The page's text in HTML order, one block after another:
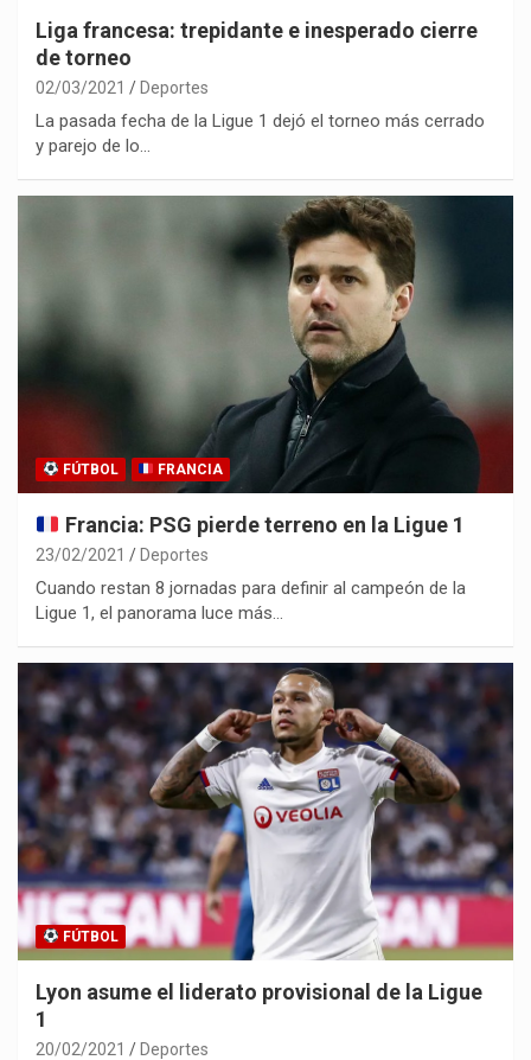
Liga francesa: trepidante e inesperado cierre
de torneo
02/03/2021 Deportes
La pasada fecha de la Ligue 1 dejó el torneo más cerrado
y parejo de lo…
FÚTBOL FRANCIA
Francia: PSG pierde terreno en la Ligue 1
23/02/2021 Deportes
Cuando restan 8 jornadas para definir al campeón de la
Ligue 1, el panorama luce más…
FÚTBOL
Lyon asume el liderato provisional de la Ligue
1
20/02/2021 Deportes